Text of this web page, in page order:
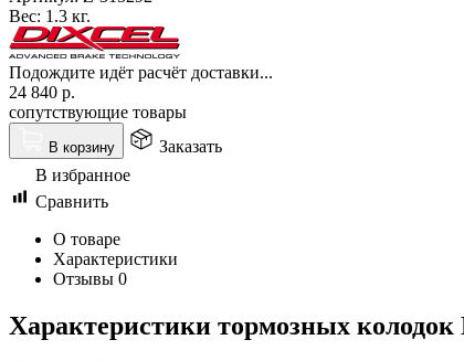
Вес: 1.3 кг.
Подождите идёт расчёт доставки...
24 840 р.
сопутствующие товары
В корзину
Заказать
В избранное
Сравнить
О товаре
Характеристики
Отзывы 0
Характеристики тормозных колодок